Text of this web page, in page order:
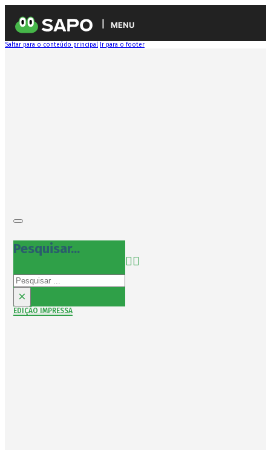
MENU
Saltar para o conteúdo principal Ir para o footer
Pesquisar...
Pesquisar
×
EDIÇÃO IMPRESSA